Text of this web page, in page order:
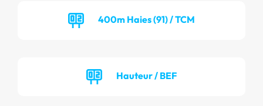
400m Haies (91) / TCM
Hauteur / BEF